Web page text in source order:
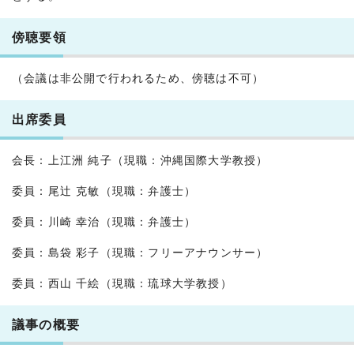
傍聴要領
（会議は非公開で行われるため、傍聴は不可）
出席委員
会長：上江洲 純子（現職：沖縄国際大学教授）
委員：尾辻 克敏（現職：弁護士）
委員：川崎 幸治（現職：弁護士）
委員：島袋 彩子（現職：フリーアナウンサー）
委員：西山 千絵（現職：琉球大学教授）
議事の概要